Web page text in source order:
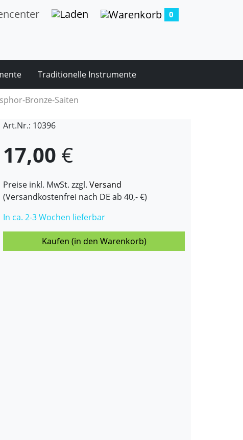
0
Traditionelle Instrumente
Bronze-Saiten
Art.Nr.: 10396
17,00 €
Preise inkl. MwSt. zzgl. Versand
(Versandkostenfrei nach DE ab 40,- €)
In ca. 2-3 Wochen lieferbar
Kaufen (in den Warenkorb)